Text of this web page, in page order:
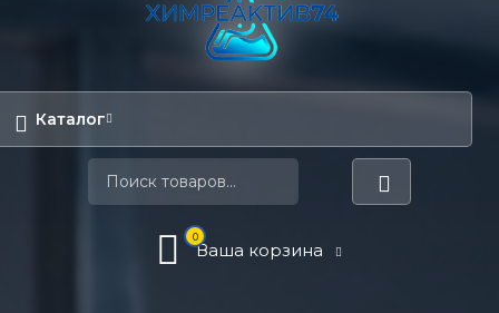
Каталог
0
Ваша корзина